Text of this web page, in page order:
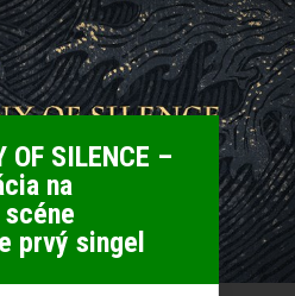
OF SILENCE –
na
prvý singel